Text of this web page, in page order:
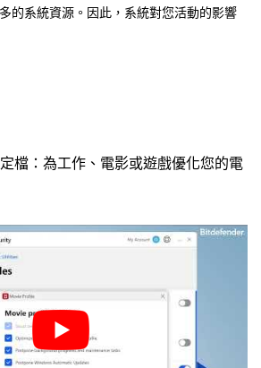
的系統資源。因此，系統對您活動的影響
檔：為工作、電影或遊戲優化您的電